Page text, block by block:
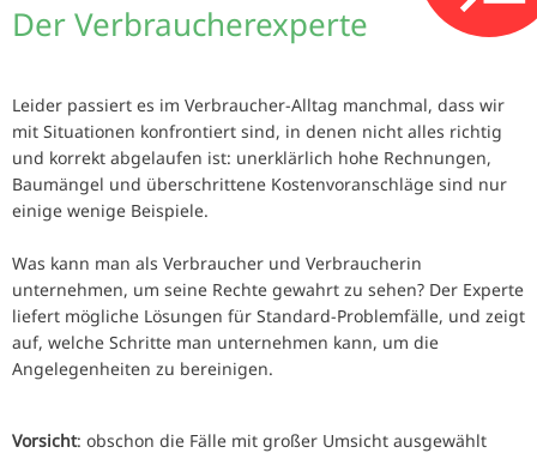
Der Verbraucherexperte
Leider passiert es im Verbraucher-Alltag manchmal, dass wir
mit Situationen konfrontiert sind, in denen nicht alles richtig
und korrekt abgelaufen ist: unerklärlich hohe Rechnungen,
Baumängel und überschrittene Kostenvoranschläge sind nur
einige wenige Beispiele.
Was kann man als Verbraucher und Verbraucherin
unternehmen, um seine Rechte gewahrt zu sehen? Der Experte
liefert mögliche Lösungen für Standard-Problemfälle, und zeigt
auf, welche Schritte man unternehmen kann, um die
Angelegenheiten zu bereinigen.
Vorsicht: obschon die Fälle mit großer Umsicht ausgewählt